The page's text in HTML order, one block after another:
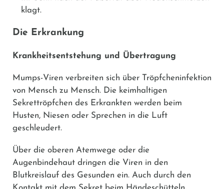
klagt.
Die Erkrankung
Krankheitsentstehung und Übertragung
Mumps-Viren verbreiten sich über Tröpfcheninfektion
von Mensch zu Mensch. Die keimhaltigen
Sekrettröpfchen des Erkrankten werden beim
Husten, Niesen oder Sprechen in die Luft
geschleudert.
Über die oberen Atemwege oder die
Augenbindehaut dringen die Viren in den
Blutkreislauf des Gesunden ein. Auch durch den